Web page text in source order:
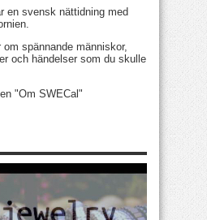
en svensk nättidning med
om spännande människor,
och händelser som du skulle
"Om SWECal"